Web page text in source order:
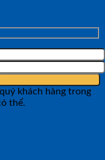
khách hàng trong
thể.